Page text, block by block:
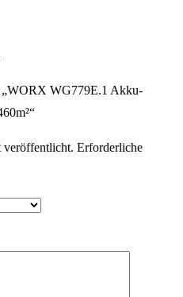
„WORX WG779E.1 Akku-
Erforderliche